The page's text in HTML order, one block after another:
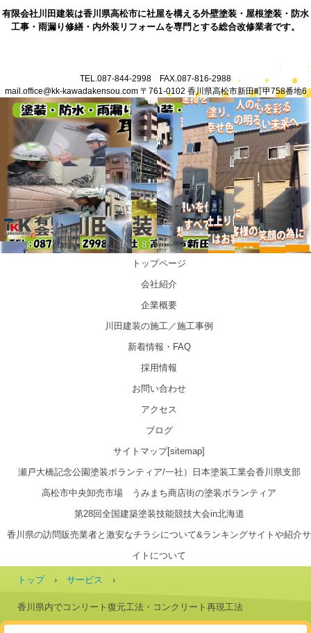
有限会社川田建装は香川県高松市に社屋を構える外壁塗装・屋根塗装・防水
工事・雨漏り修繕・内外装リフォームを専門とする総合改修業者です。
TEL.087-844-2998 FAX.087-816-2988
mail.office@kk-kawadakensou.com 〒761-0102 香川県高松市新田町甲758番地6
香川県高松市塗装業・防水業・各種内外装リフォーム・雨漏り修繕を
行う総合改修会社川田建装
トップページ
会社紹介
企業概要
川田建装の施工／施工事例
新着情報・FAQ
採用情報
お問い合わせ
アクセス
ブログ
サイトマップ[sitemap]
瀬戸大橋記念公園塗装ボランティア/一社）日本塗装工業会香川県支部
高松市中央卸売市場 うみまち商店街の塗装ボランティア
第28回全国建築塗装技能競技大会in北海道
香川県の訪問販売業者と激安なチラシについて&ランキングサイトや紹介サ
イトについて
トップ › サービス ›
香川県内でコンリート復元工法・コンクリート再現工法